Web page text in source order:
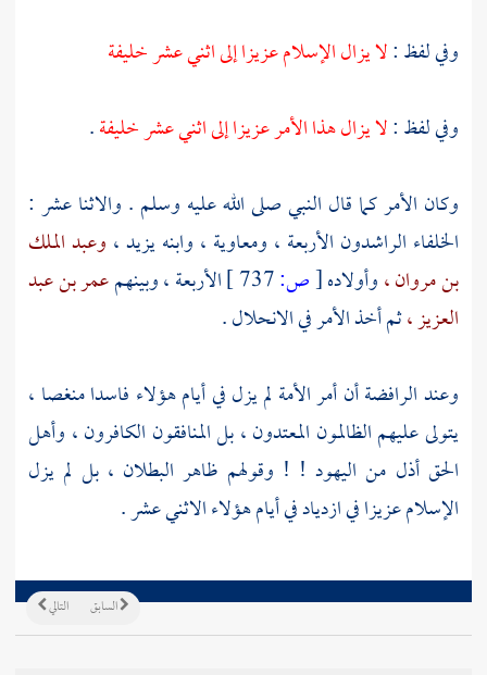
وفي لفظ :لا يزال الإسلام عزيزا إلى اثني عشر خليفة
وفي لفظ :لا يزال هذا الأمر عزيزا إلى اثني عشر خليفة.
وكان الأمر كما قال النبي صلى الله عليه وسلم . والاثنا عشر :
الخلفاء الراشدون الأربعة ، ومعاوية ، وابنهيزيد ، وعبد الملك
بن مروان ،وأولاده[ص: الأربعة ، وبينهمعمر بن عبد
العزيز ،ثم أخذ الأمر في الانحلال .
وعندالرافضةأن أمر الأمة لم يزل في أيام هؤلاء فاسدا منغصا ،
يتولى عليهم الظالمون المعتدون ، بل المنافقون الكافرون ، وأهل
الحق أذل من اليهود ! ! وقولهم ظاهر البطلان ، بل لم يزل
الإسلام عزيزا في ازدياد في أيام هؤلاء الاثني عشر .
التالي السابق